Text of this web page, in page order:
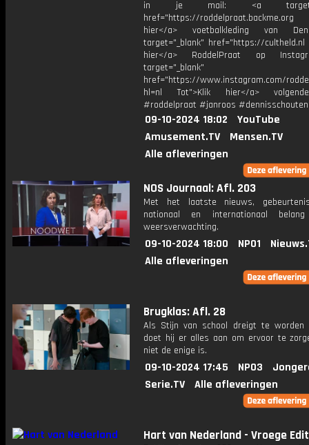
in je mail: <a
href="https://roddelpraat.backme.org
hier</a> voetbalkleding van
target="_blank" href="https://cultheld.nl
hier</a> RoddelPraat op
target="_blank"
href="https://www.instagram.com/
hl=nl Tot">Klik hier</a>
#roddelpraat #janroos #dennisschouten
09-10-2024 18:02
YouTube
Amusement.TV
Mensen.TV
Alle afleveringen
NOS Journaal: Afl. 203
Met het laatste nieuws,
nationaal en internationaal
weersverwachting.
09-10-2024 18:00 NPO1
Alle afleveringen
Brugklas: Afl. 28
Als Stijn van school dreigt te worden
doet hij er alles aan om ervoor te
niet de enige is.
09-10-2024 17:45 NPO3
Serie.TV
Alle afleveringen
Hart van Nederland - Vroege